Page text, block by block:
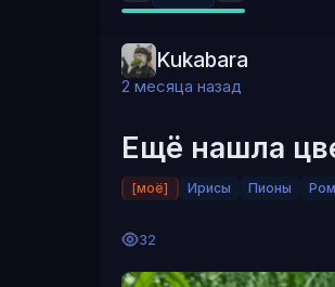
Kukabara
2 месяца назад
Ещё нашла
[моё] Ирисы Пионы
32